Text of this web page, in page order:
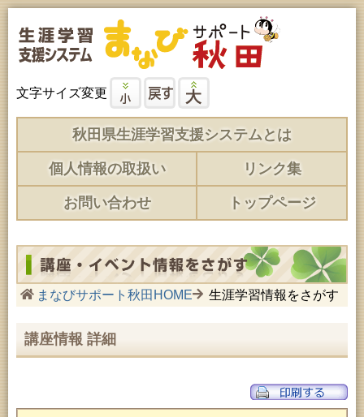
文字サイズ変更
秋田県生涯学習支援システムとは
個人情報の取扱い リンク集
お問い合わせ トップページ
まなびサポート秋田HOME 生涯学習情報をさがす
講座情報 詳細